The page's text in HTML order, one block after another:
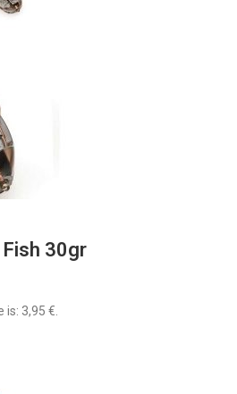
30gr
3,95 €.